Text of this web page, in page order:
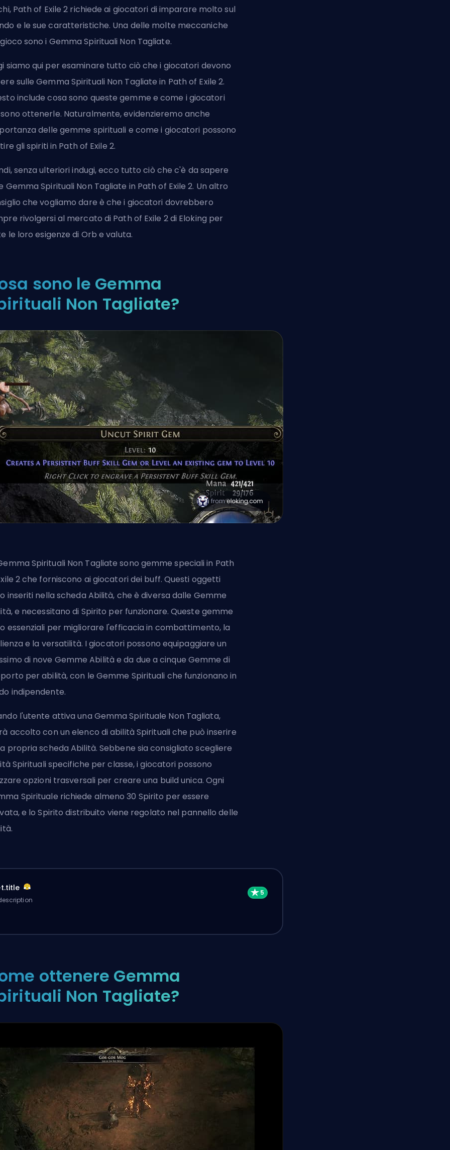
Path of Exile 2 richiede ai giocatori di imparare molto sul
e le sue caratteristiche. Una delle molte meccaniche
sono i Gemma Spirituali Non Tagliate.
siamo qui per esaminare tutto ciò che i giocatori devono
sulle Gemma Spirituali Non Tagliate in Path of Exile 2.
include cosa sono queste gemme e come i giocatori
ottenerle. Naturalmente, evidenzieremo anche
delle gemme spirituali e come i giocatori possono
gli spiriti in Path of Exile 2.
senza ulteriori indugi, ecco tutto ciò che c'è da sapere
Gemma Spirituali Non Tagliate in Path of Exile 2. Un altro
che vogliamo dare è che i giocatori dovrebbero
rivolgersi al mercato di Path of Exile 2 di Eloking per
le loro esigenze di Orb e valuta.
sono le Gemma
Non Tagliate?
Spirituali Non Tagliate sono gemme speciali in Path
2 che forniscono ai giocatori dei buff. Questi oggetti
inseriti nella scheda Abilità, che è diversa dalle Gemme
e necessitano di Spirito per funzionare. Queste gemme
essenziali per migliorare l'efficacia in combattimento, la
e la versatilità. I giocatori possono equipaggiare un
di nove Gemme Abilità e da due a cinque Gemme di
per abilità, con le Gemme Spirituali che funzionano in
indipendente.
l'utente attiva una Gemma Spirituale Non Tagliata,
accolto con un elenco di abilità Spirituali che può inserire
propria scheda Abilità. Sebbene sia consigliato scegliere
Spirituali specifiche per classe, i giocatori possono
opzioni trasversali per creare una build unica. Ogni
Spirituale richiede almeno 30 Spirito per essere
e lo Spirito distribuito viene regolato nel pannello delle
ottenere Gemma
Non Tagliate?